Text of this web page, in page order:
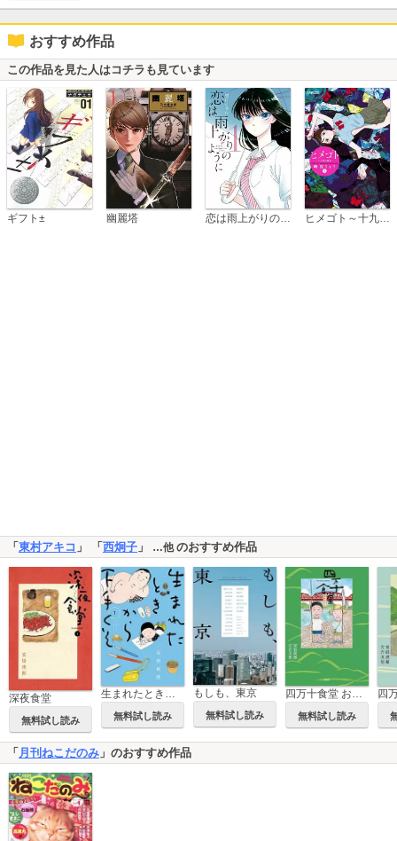
おすすめ作品
この作品を見た人はコチラも見ています
ギフト± 幽麗塔 恋は雨上がりのように ヒメゴト～十九歳の制服～
「 東村アキコ 」 「 西炯子 」 …他のおすすめ作品
深夜食堂
無料試し読み 無料試し読み
もしも、東京
無料試し読み 無料試し読み
四
「月刊ねこだのみ 」のおすすめ作品